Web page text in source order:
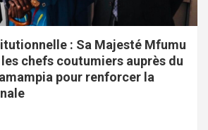
: Sa Majesté Mfumu
chefs coutumiers auprès du
pour renforcer la